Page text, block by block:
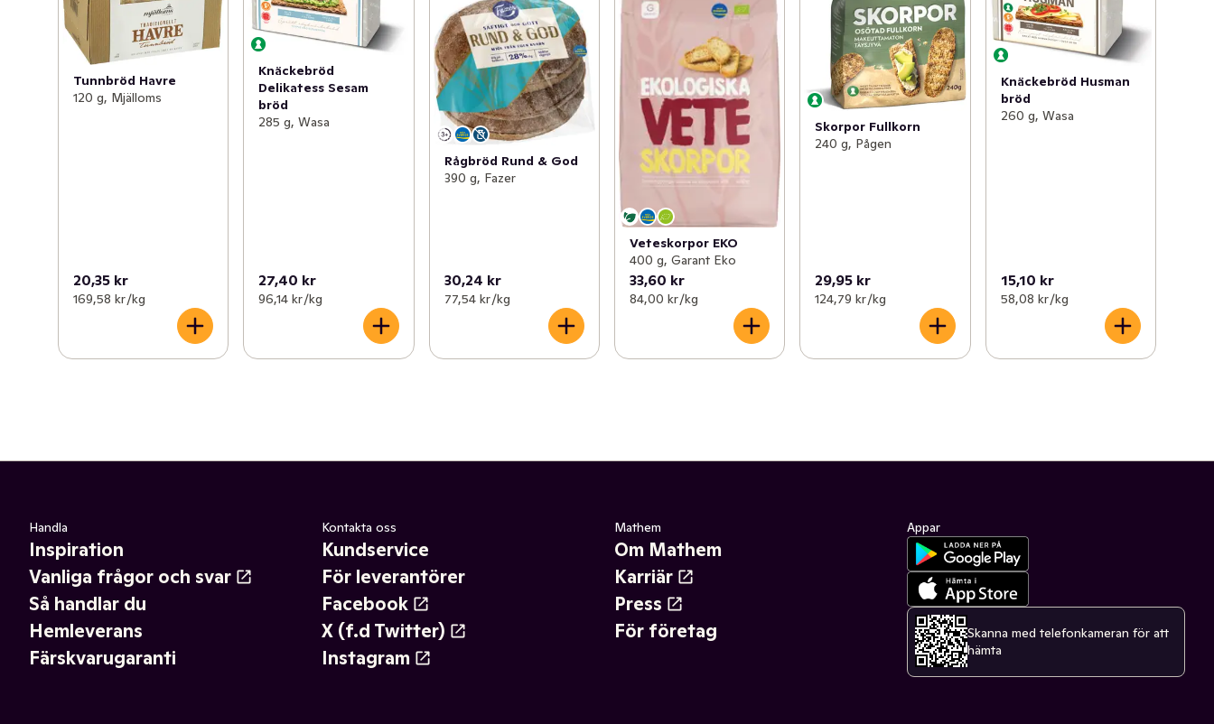
Tunnbröd Havre
120 g, Mjälloms
20,35 kr
169,58 kr /kg
Knäckebröd
Delikatess Sesam
bröd
285 g, Wasa
27,40 kr
96,14 kr /kg
Rågbröd Rund & God
390 g, Fazer
30,24 kr
77,54 kr /kg
Veteskorpor EKO
400 g, Garant Eko
33,60 kr
84,00 kr /kg
Skorpor Fullkorn
240 g, Pågen
29,95 kr
124,79 kr /kg
Knäckebröd Husman
bröd
260 g, Wasa
15,10 kr
58,08 kr /kg
Handla
Inspiration
Vanliga frågor och svar
Så handlar du
Hemleverans
Färskvarugaranti
Kontakta oss
Kundservice
För leverantörer
Facebook
X (f.d Twitter)
Instagram
Mathem
Om Mathem
Karriär
Press
För företag
Appar
Skanna med telefonkameran för att
hämta